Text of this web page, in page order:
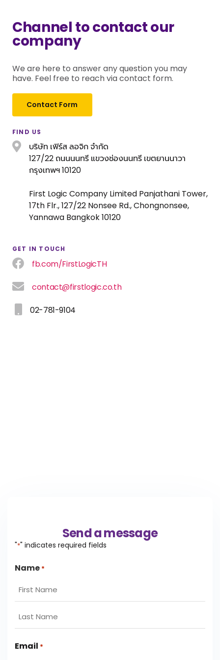
Channel to contact our
company
We are here to answer any question you may
have. Feel free to reach via contact form.
Contact Form
FIND US
บริษัท เฟิร์ส ลอจิก จำกัด
127/22 ถนนนนทรี แขวงช่องนนทรี เขตยานนาวา
กรุงเทพฯ 10120
First Logic Company Limited Panjathani Tower,
17th Flr., 127/22 Nonsee Rd., Chongnonsee,
Yannawa Bangkok 10120
GET IN TOUCH
fb.com/FirstLogicTH
contact@firstlogic.co.th
02-781-9104
Send a message
"*" indicates required fields
Name *
Email *